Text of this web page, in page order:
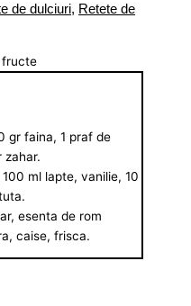
de dulciuri, Retete de
gr faina, 1 praf de
zahar.
ml lapte, vanilie, 10
esenta de rom
caise, frisca.